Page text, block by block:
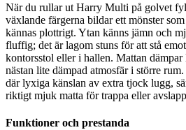
När du rullar ut Harry Multi på golvet
växlande färgerna bildar ett mönster
kännas plottrigt. Ytan känns jämn och
fluffig; det är lagom stuns för att stå
kontorsstol eller i hallen. Mattan
nästan lite dämpad atmosfär i större
där lyxiga känslan av extra tjock lugg,
riktigt mjuk matta för trappa eller
Funktioner och prestanda